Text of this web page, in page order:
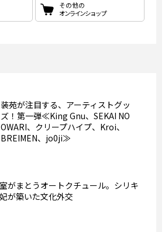
その他の
オンラインショップ
装苑が注目する、アーティストグッ
ズ！第一弾≪King Gnu、SEKAI NO
OWARI、クリープハイプ、Kroi、
BREIMEN、jo0ji≫
がまとうオートクチュール。シリキ
が築いた文化外交